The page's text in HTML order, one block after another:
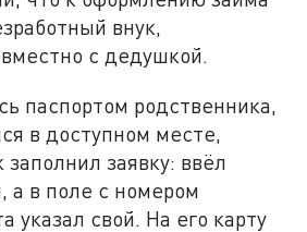
внук,
с дедушкой.
паспортом родственника,
в доступном месте,
заявку: ввёл
в поле с номером
указал свой. На его карту